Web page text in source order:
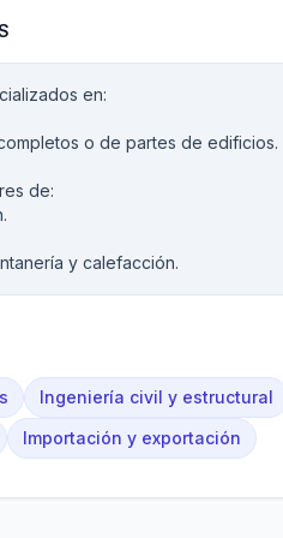
en:
o de partes de edificios.
de:
y calefacción.
Ingeniería civil y estructural
Importación y exportación